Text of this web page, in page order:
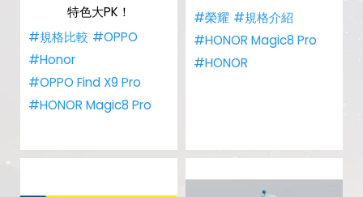
特色大PK！
#規格比較 #OPPO
#Honor
#OPPO Find X9 Pro
#HONOR Magic8 Pro
#榮耀 #規格介紹
#HONOR Magic8 Pro
#HONOR